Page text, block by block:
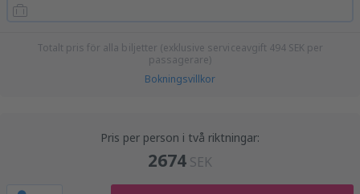
Totalt pris för alla biljetter (exklusive serviceavgift 494 SEK per
passagerare)
Bokningsvillkor
Pris per person i två riktningar:
2674 SEK